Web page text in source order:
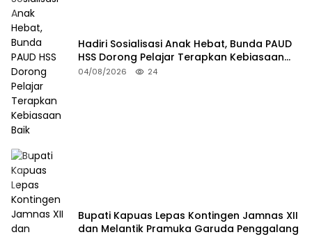
Hadiri Sosialisasi Anak Hebat, Bunda PAUD
HSS Dorong Pelajar Terapkan Kebiasaan
Baik
04/08/2026 24
Bupati Kapuas Lepas Kontingen Jamnas XII
dan Melantik Pramuka Garuda Penggalang